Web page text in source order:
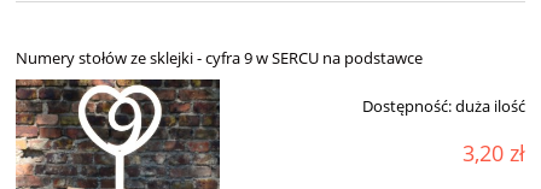
Numery stołów ze sklejki - cyfra 9 w SERCU na podstawce
Dostępność:duża ilość
3,20 zł